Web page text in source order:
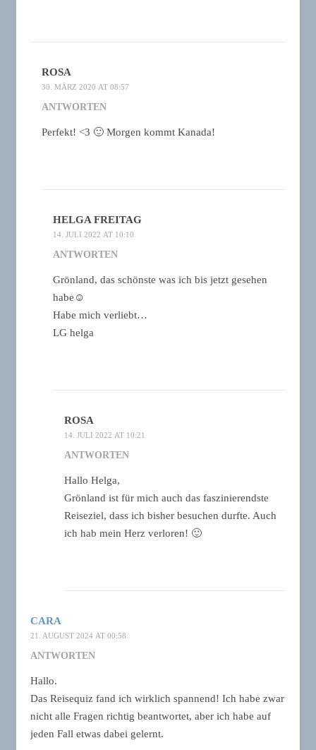
ROSA
30. MÄRZ 2020 AT 08:57
ANTWORTEN
Perfekt! <3 🙂 Morgen kommt Kanada!
HELGA FREITAG
14. JULI 2022 AT 10:10
ANTWORTEN
Grönland, das schönste was ich bis jetzt gesehen
habe☺️
Habe mich verliebt…
LG helga
ROSA
14. JULI 2022 AT 10:21
ANTWORTEN
Hallo Helga,
Grönland ist für mich auch das faszinierendste
Reiseziel, dass ich bisher besuchen durfte. Auch
ich hab mein Herz verloren! 🙂
CARA
21. AUGUST 2024 AT 00:58
ANTWORTEN
Hallo.
Das Reisequiz fand ich wirklich spannend! Ich habe zwar
nicht alle Fragen richtig beantwortet, aber ich habe auf
jeden Fall etwas dabei gelernt.